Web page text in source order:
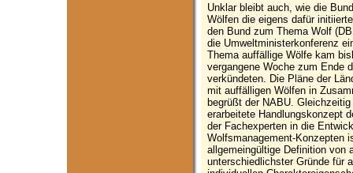
Unklar bleibt auch, wie die
Wölfen die eigens dafür
den Bund zum Thema Wolf
die Umweltministerkonferenz
Thema auffällige Wölfe kam
vergangene Woche zum Ende
verkündeten. Die Pläne der
mit auffälligen Wölfen in
begrüßt der NABU.
erarbeitete Handlungskonzept
der Fachexperten in die
Wolfsmanagement-Konzepten
allgemeingültige Definition von
unterschiedlichster Gründe für